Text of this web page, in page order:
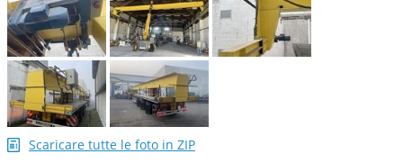
Scaricare tutte le foto in ZIP